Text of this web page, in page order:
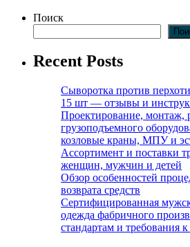
Поиск
Recent Posts
Сыворотка против
15 шт — отзывы и
Проектирование, монтаж,
грузоподъемного
козловые краны, МПУ и
Ассортимент и поставки
женщин, мужчин и детей
Обзор особенностей
возврата средств
Сертифицированная
одежда фабричного
стандартам и требования к